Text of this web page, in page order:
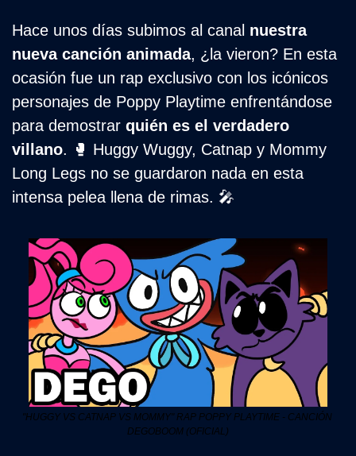
Hace unos días subimos al canal nuestra
nueva canción animada, ¿la vieron? En esta
ocasión fue un rap exclusivo con los icónicos
personajes de Poppy Playtime enfrentándose
para demostrar quién es el verdadero
villano. 🥊 Huggy Wuggy, Catnap y Mommy
Long Legs no se guardaron nada en esta
intensa pelea llena de rimas. 🎤
"HUGGY VS CATNAP VS MOMMY" RAP POPPY PLAYTIME - CANCIÓN
DEGOBOOM (OFICIAL)